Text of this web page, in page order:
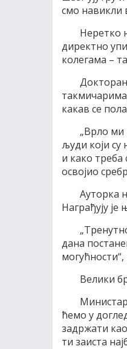
смо навикли
Неретко
директно
колегама –
какав се
„Врло ми
људи који
и како треба
освојио
Ауторка
Награђују
дана
Велики
ћемо у
задржати
ти заиста